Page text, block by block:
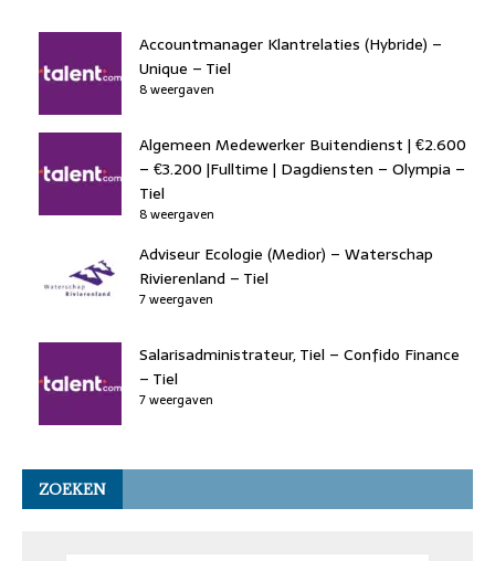
Accountmanager Klantrelaties (Hybride) –
Unique – Tiel
8 weergaven
Algemeen Medewerker Buitendienst | €2.600
– €3.200 |Fulltime | Dagdiensten – Olympia –
Tiel
8 weergaven
Adviseur Ecologie (Medior) – Waterschap
Rivierenland – Tiel
7 weergaven
Salarisadministrateur, Tiel – Confido Finance
– Tiel
7 weergaven
ZOEKEN